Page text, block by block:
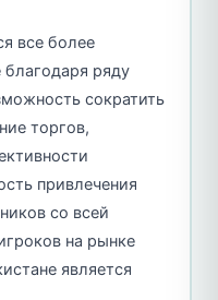
все более
ряду
сократить
торгов,
привлечения
со всей
на рынке
является